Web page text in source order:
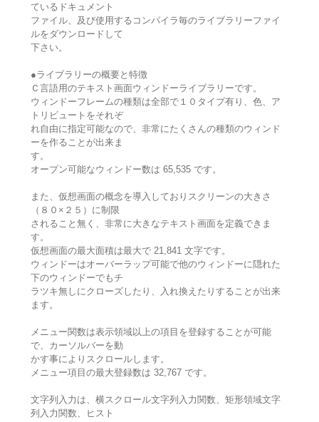
ているドキュメント
ファイル、及び使用するコンパイラ毎のライブラリーファイ
ルをダウンロードして
下さい。
●ライブラリーの概要と特徴
Ｃ言語用のテキスト画面ウィンドーライブラリーです。
ウィンドーフレームの種類は全部で１０タイプ有り、色、ア
トリビュートをそれぞ
れ自由に指定可能なので、非常にたくさんの種類のウィンド
ーを作ることが出来ま
す。
オープン可能なウィンドー数は 65,535 です。
また、仮想画面の概念を導入しておりスクリーンの大きさ
（８０×２５）に制限
されること無く、非常に大きなテキスト画面を定義できま
す。
仮想画面の最大面積は最大で 21,841 文字です。
ウィンドーはオーバーラップ可能で他のウィンドーに隠れた
下のウィンドーでもチ
ラツキ無しにクローズしたり、入れ換えたりすることが出来
ます。
メニュー関数は表示領域以上の項目を登録することが可能
で、カーソルバーを動
かす事によりスクロールします。
メニュー項目の最大登録数は 32,767 です。
文字列入力は、横スクロール文字列入力関数、矩形領域文字
列入力関数、ヒスト